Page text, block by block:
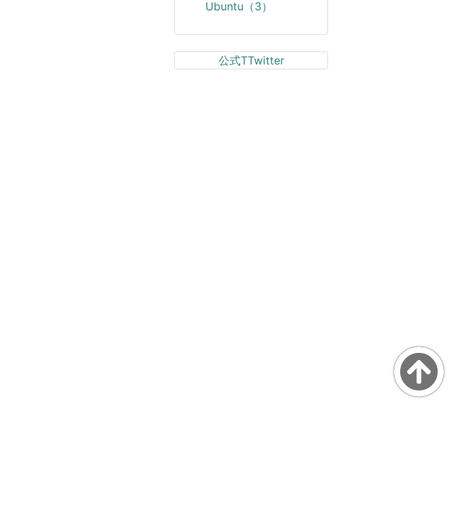
Ubuntu（3）
公式TTwitter